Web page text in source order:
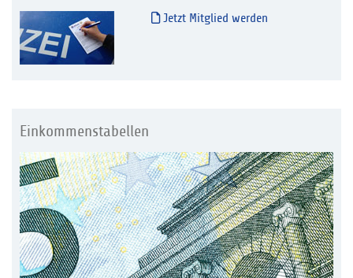
Jetzt Mitglied werden
Einkommenstabellen